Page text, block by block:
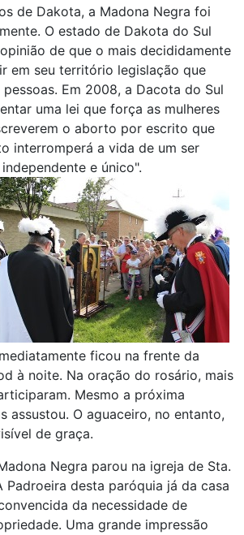
de Dakota, a Madona Negra foi
O estado de Dakota do Sul
de que o mais decididamente
em seu território legislação que
Em 2008, a Dacota do Sul
uma lei que força as mulheres
o aborto por escrito que
interromperá a vida de um ser
e único".
ficou na frente da
à noite. Na oração do rosário, mais
Mesmo a próxima
assustou. O aguaceiro, no entanto,
de graça.
Negra parou na igreja de Sta.
Padroeira desta paróquia já da casa
da necessidade de
Uma grande impressão